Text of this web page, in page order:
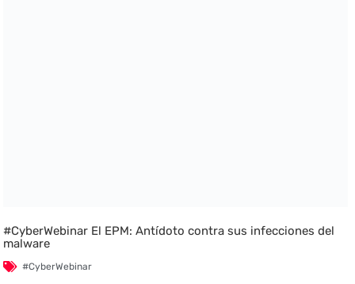
#CyberWebinar El EPM: Antídoto contra sus infecciones del
malware
#CyberWebinar